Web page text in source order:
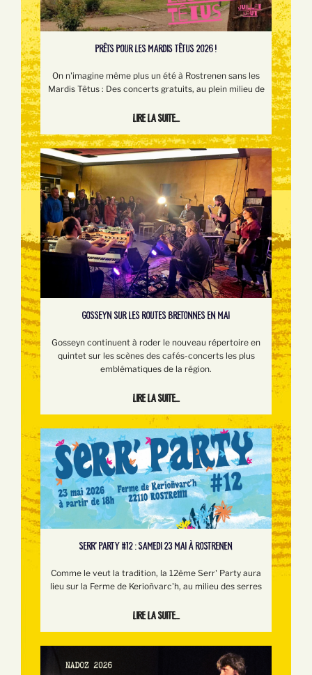
PRÊTS POUR LES MARDIS TÊTUS 2026 !
On n'imagine même plus un été à Rostrenen sans les
Mardis Têtus : Des concerts gratuits, au plein milieu de
Lire la suite...
GOSSEYN SUR LES ROUTES BRETONNES EN MAI
Gosseyn continuent à roder le nouveau répertoire en
quintet sur les scènes des cafés-concerts les plus
emblématiques de la région.
Lire la suite...
SERR’ PARTY #12 : SAMEDI 23 MAI À ROSTRENEN
Comme le veut la tradition, la 12ème Serr' Party aura
lieu sur la Ferme de Kerioñvarc'h, au milieu des serres
Lire la suite...